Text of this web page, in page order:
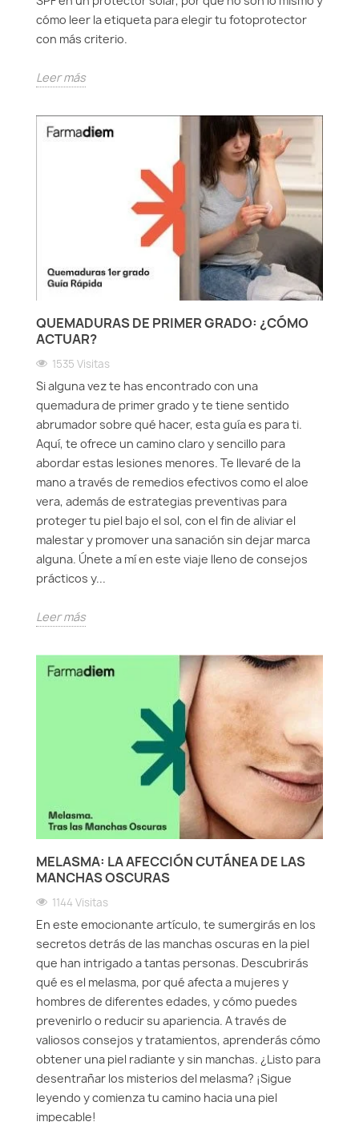
cómo leer la etiqueta para elegir tu fotoprotector
con más criterio.
Leer más
QUEMADURAS DE PRIMER GRADO: ¿CÓMO
ACTUAR?
1535 Visitas
Si alguna vez te has encontrado con una
quemadura de primer grado y te tiene sentido
abrumador sobre qué hacer, esta guía es para ti.
Aquí, te ofrece un camino claro y sencillo para
abordar estas lesiones menores. Te llevaré de la
mano a través de remedios efectivos como el aloe
vera, además de estrategias preventivas para
proteger tu piel bajo el sol, con el fin de aliviar el
malestar y promover una sanación sin dejar marca
alguna. Únete a mí en este viaje lleno de consejos
prácticos y...
Leer más
MELASMA: LA AFECCIÓN CUTÁNEA DE LAS
MANCHAS OSCURAS
1144 Visitas
En este emocionante artículo, te sumergirás en los
secretos detrás de las manchas oscuras en la piel
que han intrigado a tantas personas. Descubrirás
qué es el melasma, por qué afecta a mujeres y
hombres de diferentes edades, y cómo puedes
prevenirlo o reducir su apariencia. A través de
valiosos consejos y tratamientos, aprenderás cómo
obtener una piel radiante y sin manchas. ¿Listo para
desentrañar los misterios del melasma? ¡Sigue
leyendo y comienza tu camino hacia una piel
impecable!